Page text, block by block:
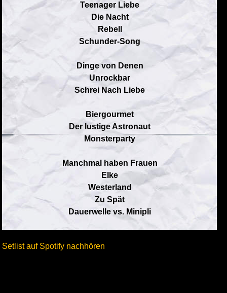
Teenager Liebe
Die Nacht
Rebell
Schunder-Song
Dinge von Denen
Unrockbar
Schrei Nach Liebe
Biergourmet
Der lustige Astronaut
Monsterparty
Manchmal haben Frauen
Elke
Westerland
Zu Spät
Dauerwelle vs. Minipli
Setlist auf Spotify nachhören